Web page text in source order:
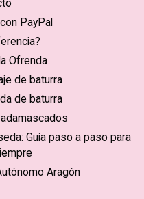
PayPal
Ofrenda
de baturra
de baturra
Guía paso a paso para
Aragón